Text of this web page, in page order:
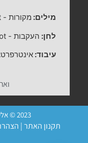
מילים: מקורות -
לחן: העקבות -
עיבוד:
2023 © אלעד דויטש מוסיקה | האתר פועל ברשיון
תקנון האתר|